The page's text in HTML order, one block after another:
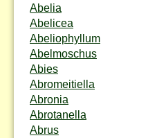
Abelia
Abelicea
Abeliophyllum
Abelmoschus
Abies
Abromeitiella
Abronia
Abrotanella
Abrus